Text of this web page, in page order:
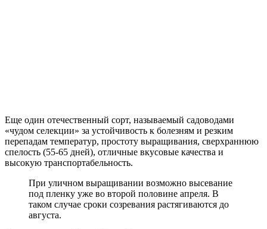
Еще один отечественный сорт, называемый садоводами
«чудом селекции» за устойчивость к болезням и резким
перепадам температур, простоту выращивания, сверхраннюю
спелость (55-65 дней), отличные вкусовые качества и
высокую транспортабельность.
При уличном выращивании возможно высевание
под пленку уже во второй половине апреля. В
таком случае сроки созревания растягиваются до
августа.